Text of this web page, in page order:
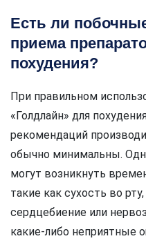
Есть ли
приема
похудения?
При правильном
«Голдлайн» для
рекомендаций
обычно минимальны.
могут возникнуть
такие как сухость во
сердцебиение или
какие-либо неприятные